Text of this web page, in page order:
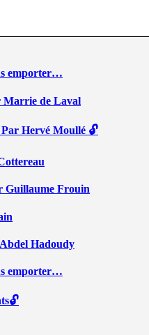
emporter…
Marrie de Laval
Par Hervé Moullé 🔓
Guillaume Frouin
Hadoudy
emporter…